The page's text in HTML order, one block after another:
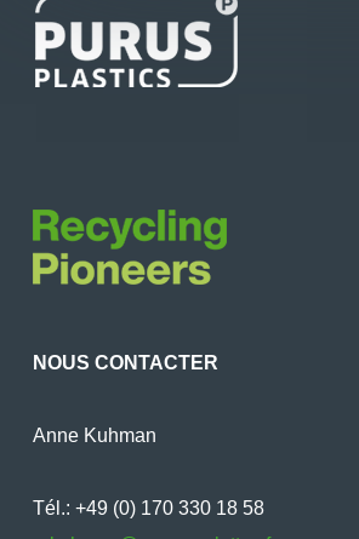
NOUS CONTACTER
Anne Kuhman
Tél.: +49 (0) 170 330 18 58